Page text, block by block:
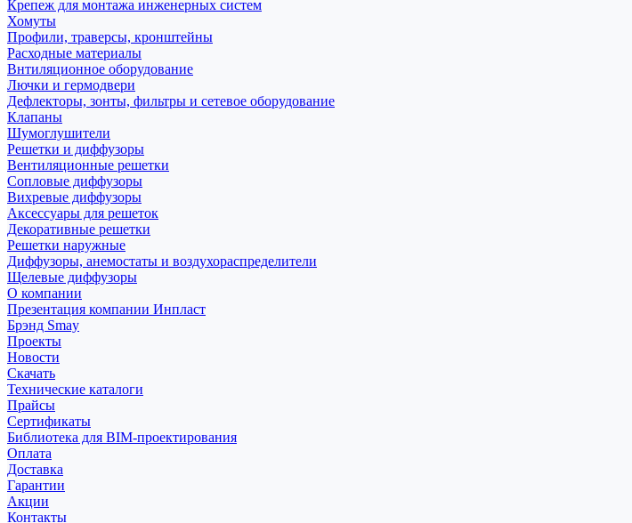
Крепеж для монтажа инженерных систем
Хомуты
Профили, траверсы, кронштейны
Расходные материалы
Внтиляционное оборудование
Лючки и гермодвери
Дефлекторы, зонты, фильтры и сетевое оборудование
Клапаны
Шумоглушители
Решетки и диффузоры
Вентиляционные решетки
Сопловые диффузоры
Вихревые диффузоры
Аксессуары для решеток
Декоративные решетки
Решетки наружные
Диффузоры, анемостаты и воздухораспределители
Щелевые диффузоры
О компании
Презентация компании Инпласт
Брэнд Smay
Проекты
Новости
Скачать
Технические каталоги
Прайсы
Сертификаты
Библиотека для BIM-проектирования
Оплата
Доставка
Гарантии
Акции
Контакты